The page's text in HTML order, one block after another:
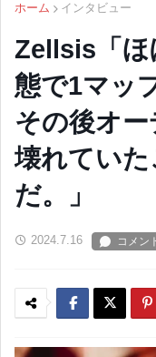
ホーム インタビュー
Zellsis「ほ
態で1マッ
その後オ
壊れてい
だ。」
2024.7.16